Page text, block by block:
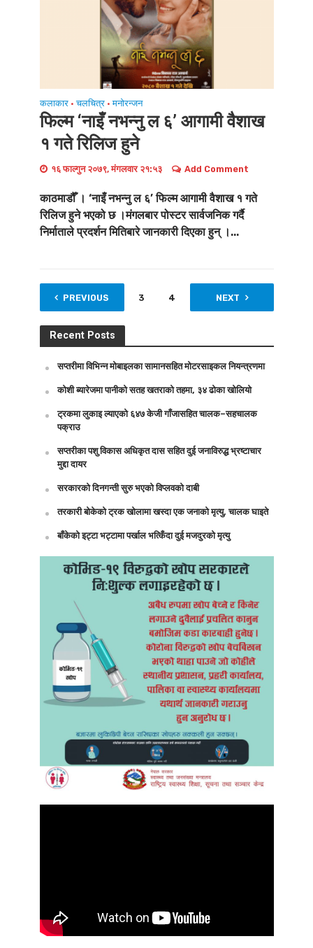
कलाकार • चलचित्र • मनोरन्जन
फिल्म ‘नाइँ नभन्नु ल ६’ आगामी वैशाख
१ गते रिलिज हुने
१६ फाल्गुन २०७९, मंगलवार २१:५३ Add Comment
काठमाडौँ । ‘नाइँ नभन्नु ल ६’ फिल्म आगामी वैशाख १ गते
रिलिज हुने भएको छ ।मंगलबार पोस्टर सार्वजनिक गर्दै
निर्माताले प्रदर्शन मितिबारे जानकारी दिएका हुन् ।...
PREVIOUS
1 2 3 4 7
NEXT
Recent Posts
सप्तरीमा विभिन्न मोबाइलका सामानसहित मोटरसाइकल नियन्त्रणमा
कोशी ब्यारेजमा पानीको सतह खतराको तहमा, ३४ ढोका खोलियो
ट्रकमा लुकाइ ल्याएको ६४७ केजी गाँजासहित चालक–सहचालक
पक्राउ
सप्तरीका पशु विकास अधिकृत दास सहित दुई जनाविरुद्ध भ्रष्टाचार
मुद्दा दायर
सरकारको दिनगन्ती सुरु भएको विप्लवको दाबी
तरकारी बोकेको ट्रक खोलामा खस्दा एक जनाको मृत्यु, चालक घाइते
बाँकेको इट्टा भट्टामा पर्खाल भत्किँदा दुई मजदुरको मृत्यु